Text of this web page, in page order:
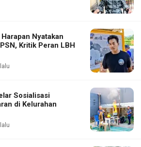
Nyatakan
Kritik Peran LBH
Sosialisasi
di Kelurahan